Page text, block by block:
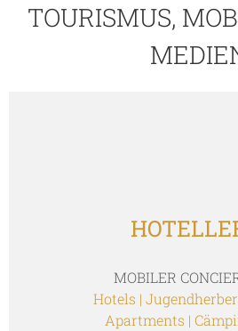
TOURISMUS,
MOBILER
Hotels |
Apartments |